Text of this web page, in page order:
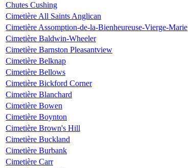
Chutes Cushing
Cimetière All Saints Anglican
Cimetière Assomption-de-la-Bienheureuse-Vierge-Marie
Cimetière Baldwin-Wheeler
Cimetière Barnston Pleasantview
Cimetière Belknap
Cimetière Bellows
Cimetière Bickford Corner
Cimetière Blanchard
Cimetière Bowen
Cimetière Boynton
Cimetière Brown's Hill
Cimetière Buckland
Cimetière Burbank
Cimetière Carr